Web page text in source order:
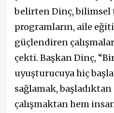
belirten Dinç, bilimsel
programların, aile
güçlendiren
çekti. Başkan Dinç,
uyuşturucuya hiç
sağlamak,
çalışmaktan hem